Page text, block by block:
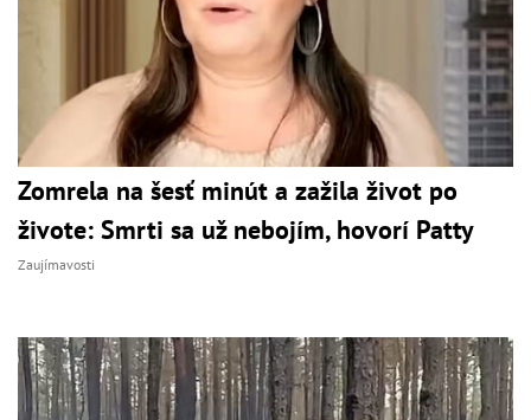
Zomrela na šesť minút a zažila život po
živote: Smrti sa už nebojím, hovorí Patty
Zaujímavosti